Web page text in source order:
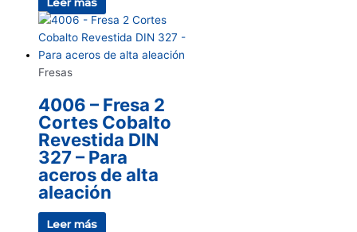
Fresas
4006 – Fresa 2
Cortes Cobalto
Revestida DIN
327 – Para
aceros de alta
aleación
Leer más